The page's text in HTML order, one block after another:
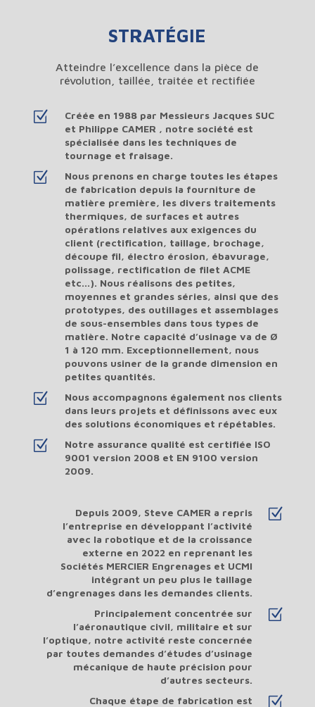
STRATÉGIE
Atteindre l’excellence dans la pièce de
révolution, taillée, traitée et rectifiée
Z
Créée en 1988 par Messieurs Jacques SUC
et Philippe CAMER , notre société est
spécialisée dans les techniques de
tournage et fraisage.
Z
Nous prenons en charge toutes les étapes
de fabrication depuis la fourniture de
matière première, les divers traitements
thermiques, de surfaces et autres
opérations relatives aux exigences du
client (rectification, taillage, brochage,
découpe fil, électro érosion, ébavurage,
polissage, rectification de filet ACME
etc…). Nous réalisons des petites,
moyennes et grandes séries, ainsi que des
prototypes, des outillages et assemblages
de sous-ensembles dans tous types de
matière. Notre capacité d’usinage va de Ø
1 à 120 mm. Exceptionnellement, nous
pouvons usiner de la grande dimension en
petites quantités.
Z
Nous accompagnons également nos clients
dans leurs projets et définissons avec eux
des solutions économiques et répétables.
Z
Notre assurance qualité est certifiée ISO
9001 version 2008 et EN 9100 version
2009.
Z
Depuis 2009, Steve CAMER a repris
l’entreprise en développant l’activité
avec la robotique et de la croissance
externe en 2022 en reprenant les
Sociétés MERCIER Engrenages et UCMI
intégrant un peu plus le taillage
d’engrenages dans les demandes clients.
Z
Principalement concentrée sur
l’aéronautique civil, militaire et sur
l’optique, notre activité reste concernée
par toutes demandes d’études d’usinage
mécanique de haute précision pour
d’autres secteurs.
Z
Chaque étape de fabrication est